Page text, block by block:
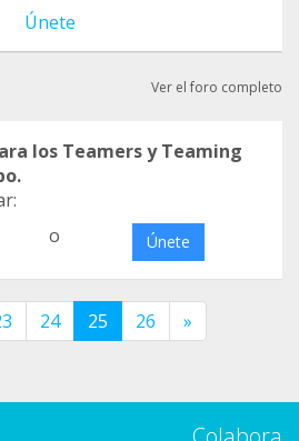
Únete
Ver el foro completo
los Teamers y Teaming
o Únete
24 25 26 »